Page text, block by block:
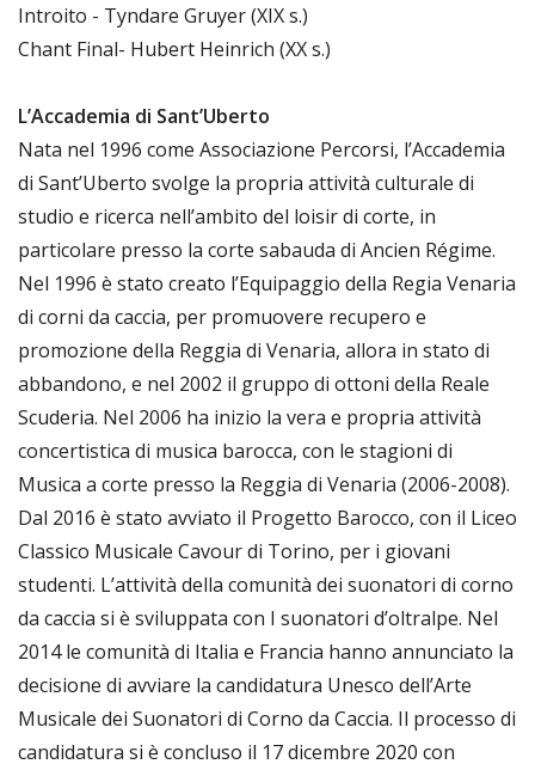
Introito - Tyndare Gruyer (XIX s.)
Chant Final- Hubert Heinrich (XX s.)
L’Accademia di Sant’Uberto
Nata nel 1996 come Associazione Percorsi, l’Accademia
di Sant’Uberto svolge la propria attività culturale di
studio e ricerca nell’ambito del loisir di corte, in
particolare presso la corte sabauda di Ancien Régime.
Nel 1996 è stato creato l’Equipaggio della Regia Venaria
di corni da caccia, per promuovere recupero e
promozione della Reggia di Venaria, allora in stato di
abbandono, e nel 2002 il gruppo di ottoni della Reale
Scuderia. Nel 2006 ha inizio la vera e propria attività
concertistica di musica barocca, con le stagioni di
Musica a corte presso la Reggia di Venaria (2006-2008).
Dal 2016 è stato avviato il Progetto Barocco, con il Liceo
Classico Musicale Cavour di Torino, per i giovani
studenti. L’attività della comunità dei suonatori di corno
da caccia si è sviluppata con I suonatori d’oltralpe. Nel
2014 le comunità di Italia e Francia hanno annunciato la
decisione di avviare la candidatura Unesco dell’Arte
Musicale dei Suonatori di Corno da Caccia. Il processo di
candidatura si è concluso il 17 dicembre 2020 con